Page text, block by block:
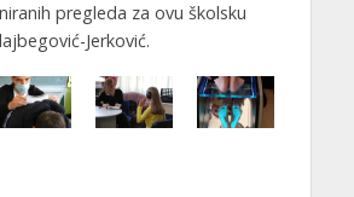
pregleda za ovu školsku
Jerković.